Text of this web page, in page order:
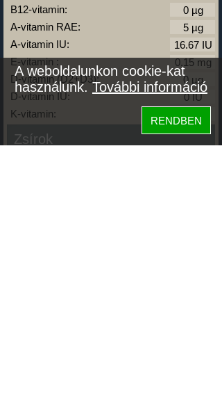
B12-vitamin:
A-vitamin RAE:
A-vitamin IU:
E-vitamin :
D-vitamin (D2+D3):
D-vitamin IU:
K-vitamin:
Zsírok
A weboldalunkon cookie-kat
használunk.További információ
RENDBEN